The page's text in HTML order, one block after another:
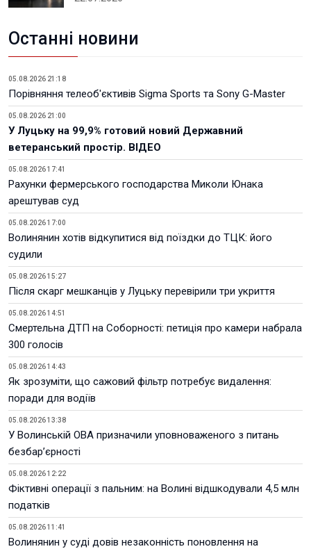
Останні новини
05.08.2026 21:18
Порівняння телеоб'єктивів Sigma Sports та Sony G-Master
05.08.2026 21:00
У Луцьку на 99,9% готовий новий Державний
ветеранський простір. ВІДЕО
05.08.2026 17:41
Рахунки фермерського господарства Миколи Юнака
арештував суд
05.08.2026 17:00
Волинянин хотів відкупитися від поїздки до ТЦК: його
судили
05.08.2026 15:27
Після скарг мешканців у Луцьку перевірили три укриття
05.08.2026 14:51
Смертельна ДТП на Соборності: петиція про камери набрала
300 голосів
05.08.2026 14:43
Як зрозуміти, що сажовий фільтр потребує видалення:
поради для водіїв
05.08.2026 13:38
У Волинській ОВА призначили уповноваженого з питань
безбар’єрності
05.08.2026 12:22
Фіктивні операції з пальним: на Волині відшкодували 4,5 млн
податків
05.08.2026 11:41
Волинянин у суді довів незаконність поновлення на